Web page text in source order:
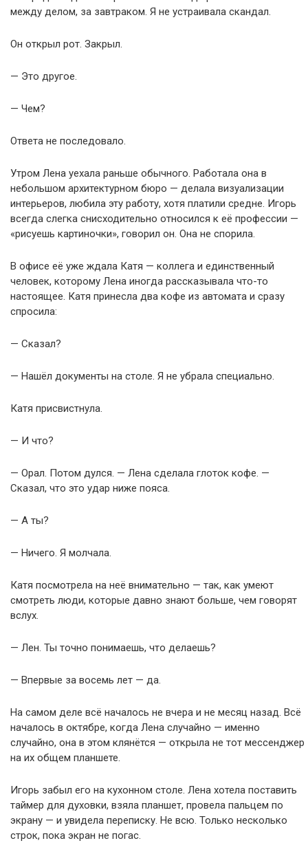
между делом, за завтраком. Я не устраивала скандал.
Он открыл рот. Закрыл.
— Это другое.
— Чем?
Ответа не последовало.
Утром Лена уехала раньше обычного. Работала она в
небольшом архитектурном бюро — делала визуализации
интерьеров, любила эту работу, хотя платили средне. Игорь
всегда слегка снисходительно относился к её профессии —
«рисуешь картиночки», говорил он. Она не спорила.
В офисе её уже ждала Катя — коллега и единственный
человек, которому Лена иногда рассказывала что-то
настоящее. Катя принесла два кофе из автомата и сразу
спросила:
— Сказал?
— Нашёл документы на столе. Я не убрала специально.
Катя присвистнула.
— И что?
— Орал. Потом дулся. — Лена сделала глоток кофе. —
Сказал, что это удар ниже пояса.
— А ты?
— Ничего. Я молчала.
Катя посмотрела на неё внимательно — так, как умеют
смотреть люди, которые давно знают больше, чем говорят
вслух.
— Лен. Ты точно понимаешь, что делаешь?
— Впервые за восемь лет — да.
На самом деле всё началось не вчера и не месяц назад. Всё
началось в октябре, когда Лена случайно — именно
случайно, она в этом клянётся — открыла не тот мессенджер
на их общем планшете.
Игорь забыл его на кухонном столе. Лена хотела поставить
таймер для духовки, взяла планшет, провела пальцем по
экрану — и увидела переписку. Не всю. Только несколько
строк, пока экран не погас.